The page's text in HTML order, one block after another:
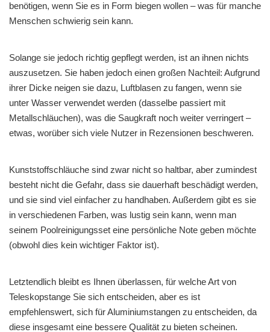
benötigen, wenn Sie es in Form biegen wollen – was für manche
Menschen schwierig sein kann.
Solange sie jedoch richtig gepflegt werden, ist an ihnen nichts
auszusetzen. Sie haben jedoch einen großen Nachteil: Aufgrund
ihrer Dicke neigen sie dazu, Luftblasen zu fangen, wenn sie
unter Wasser verwendet werden (dasselbe passiert mit
Metallschläuchen), was die Saugkraft noch weiter verringert –
etwas, worüber sich viele Nutzer in Rezensionen beschweren.
Kunststoffschläuche sind zwar nicht so haltbar, aber zumindest
besteht nicht die Gefahr, dass sie dauerhaft beschädigt werden,
und sie sind viel einfacher zu handhaben. Außerdem gibt es sie
in verschiedenen Farben, was lustig sein kann, wenn man
seinem Poolreinigungsset eine persönliche Note geben möchte
(obwohl dies kein wichtiger Faktor ist).
Letztendlich bleibt es Ihnen überlassen, für welche Art von
Teleskopstange Sie sich entscheiden, aber es ist
empfehlenswert, sich für Aluminiumstangen zu entscheiden, da
diese insgesamt eine bessere Qualität zu bieten scheinen.